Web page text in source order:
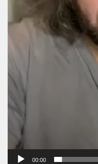
00:00